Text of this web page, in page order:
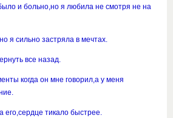
я любила не смотря не на
застряла в мечтах.
назад.
он мне говорил,а у меня
тикало быстрее.